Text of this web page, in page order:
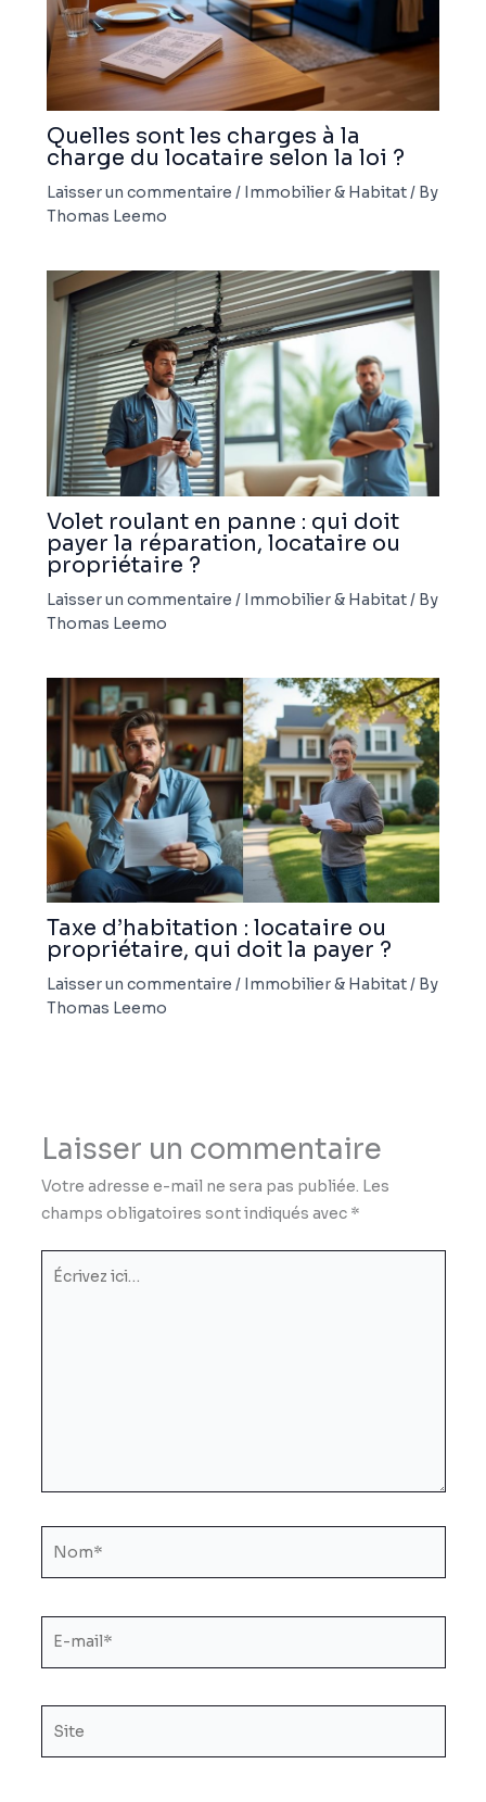
Quelles sont les charges à la
charge du locataire selon la loi ?
Laisser un commentaire / Immobilier & Habitat/ By
Thomas Leemo
Volet roulant en panne : qui doit
payer la réparation, locataire ou
propriétaire ?
Laisser un commentaire / Immobilier & Habitat/ By
Thomas Leemo
Taxe d’habitation : locataire ou
propriétaire, qui doit la payer ?
Laisser un commentaire / Immobilier & Habitat/ By
Thomas Leemo
Laisser un commentaire
Votre adresse e-mail ne sera pas publiée. Les
champs obligatoires sont indiqués avec *
Écrivez